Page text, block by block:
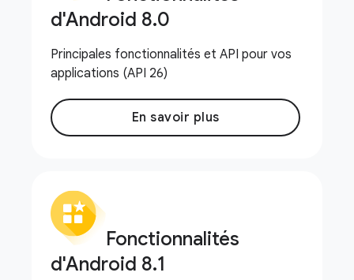
d'Android 8.0
Principales fonctionnalités et API pour vos
applications (API 26)
En savoir plus
Fonctionnalités
d'Android 8.1